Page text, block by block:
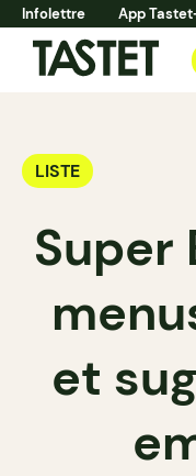
Infolettre App
LISTE
Super
et